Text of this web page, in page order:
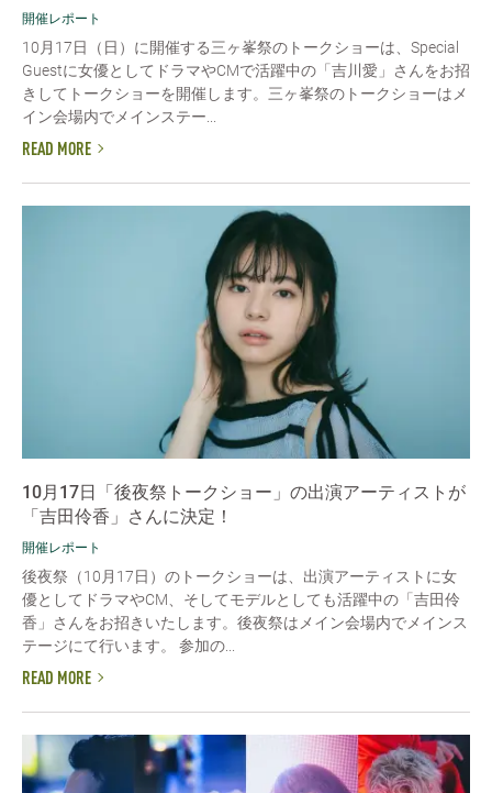
開催レポート
10月17日（日）に開催する三ヶ峯祭のトークショーは、Special
Guestに女優としてドラマやCMで活躍中の「吉川愛」さんをお招
きしてトークショーを開催します。三ヶ峯祭のトークショーはメ
イン会場内でメインステー...
READ MORE
10月17日「後夜祭トークショー」の出演アーティストが
「吉田伶香」さんに決定！
開催レポート
後夜祭（10月17日）のトークショーは、出演アーティストに女
優としてドラマやCM、そしてモデルとしても活躍中の「吉田伶
香」さんをお招きいたします。後夜祭はメイン会場内でメインス
テージにて行います。 参加の...
READ MORE